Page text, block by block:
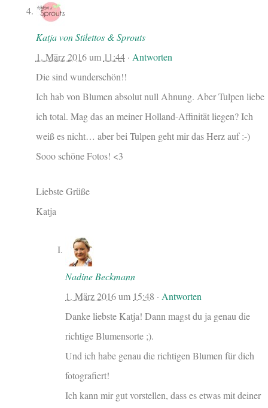
Katja von Stilettos & Sprouts
1. März 2016um 11:44· Antworten
Die sind wunderschön!!
Ich hab von Blumen absolut null Ahnung. Aber Tulpen liebe
ich total. Mag das an meiner Holland-Affinität liegen? Ich
weiß es nicht… aber bei Tulpen geht mir das Herz auf :-)
Sooo schöne Fotos! <3
Liebste Grüße
Katja
Nadine Beckmann
1. März 2016um 15:48 · Antworten
Danke liebste Katja! Dann magst du ja genau die
richtige Blumensorte ;).
Und ich habe genau die richtigen Blumen für dich
fotografiert!
Ich kann mir gut vorstellen, dass es etwas mit deiner